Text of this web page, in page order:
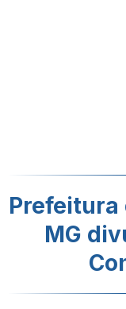
Prefeitura
MG